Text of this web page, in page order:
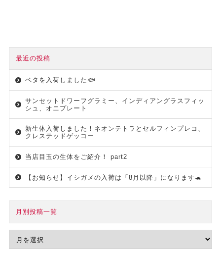
最近の投稿
ベタを入荷しました🐟
サンセットドワーフグラミー、インディアングラスフィッ
シュ、オニプレート
新生体入荷しました！ネオンテトラとセルフィンプレコ、
クレステッドゲッコー
当店目玉の生体をご紹介！ part2
【お知らせ】イシガメの入荷は「8月以降」になります🐢
月別投稿一覧